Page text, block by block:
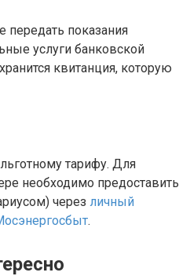
передать показания
услуги банковской
квитанция, которую
тарифу. Для
необходимо предоставить
через личный
.